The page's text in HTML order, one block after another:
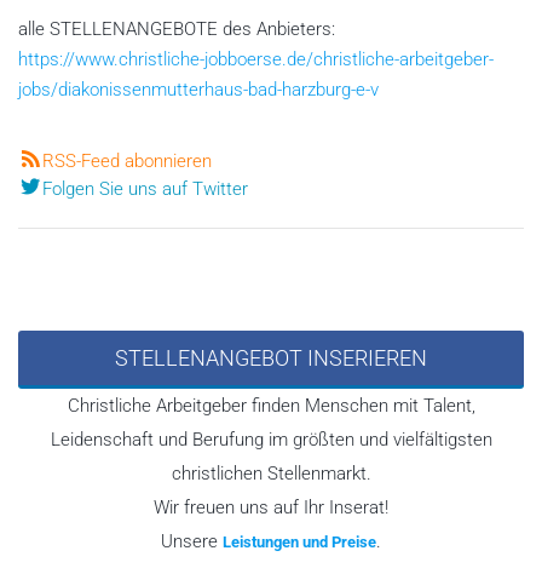
alle STELLENANGEBOTE des Anbieters:
https://www.christliche-jobboerse.de/christliche-arbeitgeber-
jobs/diakonissenmutterhaus-bad-harzburg-e-v
RSS-Feed abonnieren
Folgen Sie uns auf Twitter
STELLENANGEBOT INSERIEREN
Christliche Arbeitgeber finden Menschen mit Talent,
Leidenschaft und Berufung im größten und vielfältigsten
christlichen Stellenmarkt.
Wir freuen uns auf Ihr Inserat!
Unsere Leistungen und Preise.